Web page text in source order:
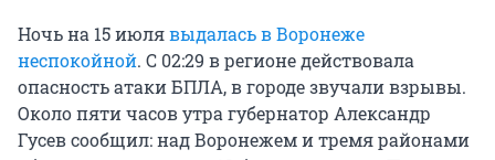
Ночь на 15 июлявыдалась в Воронеже
неспокойной. С 02:29 в регионе действовала
опасность атаки БПЛА, в городе звучали взрывы.
Около пяти часов утра губернатор Александр
Гусев сообщил: над Воронежем и тремя районами